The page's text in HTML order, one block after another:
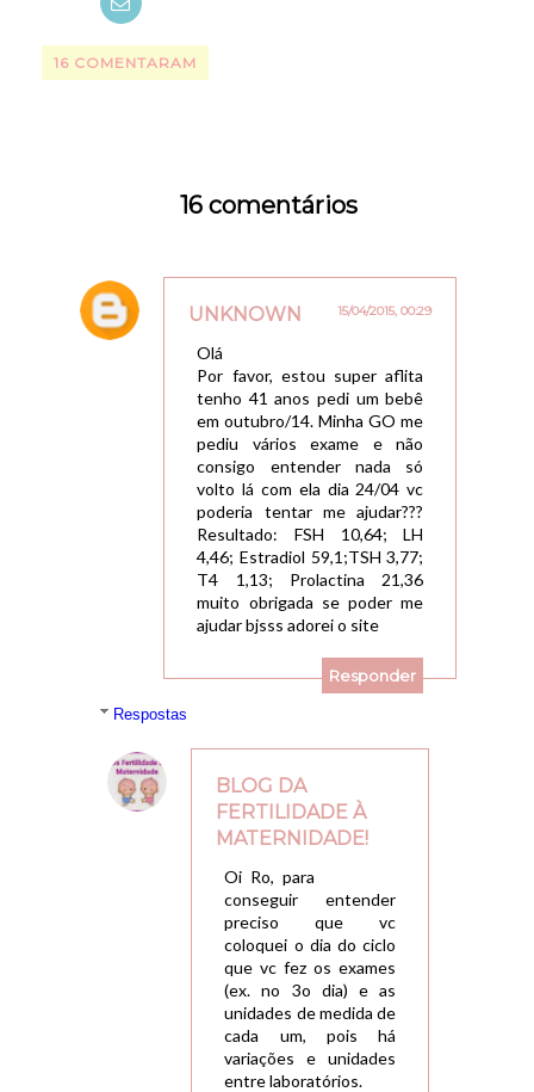
16 COMENTARAM
16 comentários
UNKNOWN 15/04/2015, 00:29
Olá
Por favor, estou super aflita
tenho 41 anos pedi um bebê
em outubro/14. Minha GO me
pediu vários exame e não
consigo entender nada só
volto lá com ela dia 24/04 vc
poderia tentar me ajudar???
Resultado: FSH 10,64; LH
4,46; Estradiol 59,1;TSH 3,77;
T4 1,13; Prolactina 21,36
muito obrigada se poder me
ajudar bjsss adorei o site
Responder
Respostas
BLOG DA
FERTILIDADE À
MATERNIDADE!
Oi Ro, para
conseguir entender
preciso que vc
coloquei o dia do ciclo
que vc fez os exames
(ex. no 3o dia) e as
unidades de medida de
cada um, pois há
variações e unidades
entre laboratórios.